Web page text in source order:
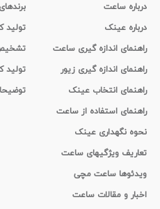
درباره ساعت
درباره عینک
راهنمای اندازه گیری ساعت
راهنمای اندازه گیری زیور
راهنمای انتخاب عینک
راهنمای استفاده از ساعت
نحوه نگهداری عینک
تعاریف ویژگیهای ساعت
ویدئوها ساعت مچی
اخبار و مقالات ساعت
تولید
تولید